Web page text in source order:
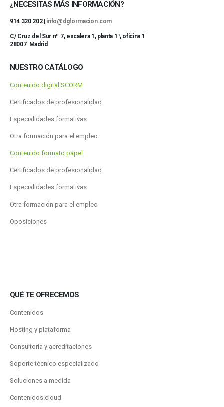
¿NECESITAS MÁS INFORMACIÓN?
914 320 202 | info@dgformacion.com
C/ Cruz del Sur nº 7, escalera 1, planta 1ª, oficina 1
28007 Madrid
NUESTRO CATÁLOGO
Contenido digital SCORM
Certificados de profesionalidad
Especialidades formativas
Otra formación para el empleo
Contenido formato papel
Certificados de profesionalidad
Especialidades formativas
Otra formación para el empleo
Oposiciones
QUÉ TE OFRECEMOS
Contenidos
Hosting y plataforma
Consultoría y acreditaciones
Soporte técnico especializado
Soluciones a medida
Contenidos.cloud